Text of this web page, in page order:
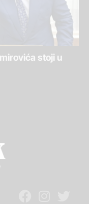
stoji u